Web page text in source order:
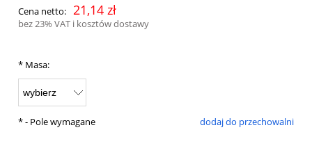
Cena netto: 21,14 zł
bez 23% VAT i kosztów dostawy
* Masa:
dodaj do przechowalni
*- Pole wymagane